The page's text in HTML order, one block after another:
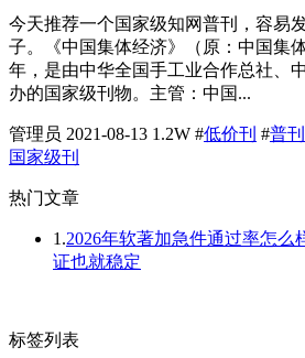
今天推荐一个国家级知网普刊，容易
子。《中国集体经济》（原：中国集
年，是由中华全国手工业合作总社、
办的国家级刊物。主管：中国...
管理员 2021-08-13 1.2W #低价刊 #普刊
国家级刊
热门文章
1.2026年软著加急件通过率怎么
证也就稳定
标签列表